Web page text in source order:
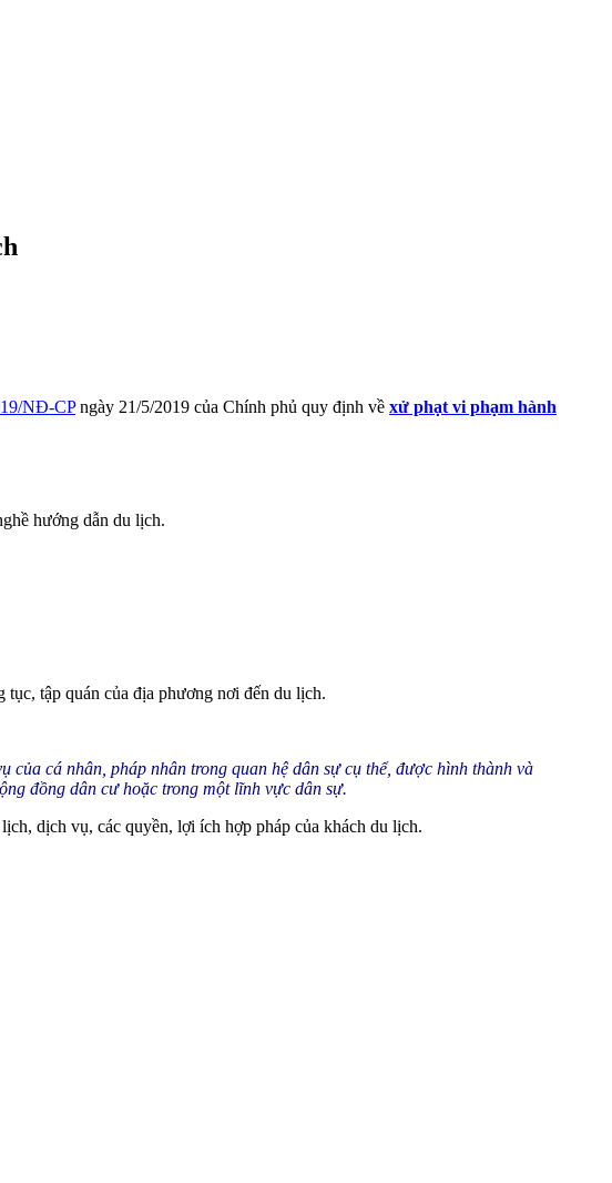
NĐ-CPngày 21/5/2019 của Chính phủ quy định về xử phạt vi phạm hành
hướng dẫn du lịch.
tập quán của địa phương nơi đến du lịch.
của cá nhân, pháp nhân trong quan hệ dân sự cụ thể, được hình thành và
đồng dân cư hoặc trong một lĩnh vực dân sự.
dịch vụ, các quyền, lợi ích hợp pháp của khách du lịch.